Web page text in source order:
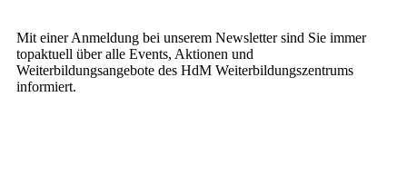
Mit einer Anmeldung bei unserem Newsletter sind Sie immer
topaktuell über alle Events, Aktionen und
Weiterbildungsangebote des HdM Weiterbildungszentrums
informiert.